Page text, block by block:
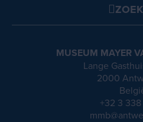
MUSEUM MAYER
Lange
2000
+32 3 338